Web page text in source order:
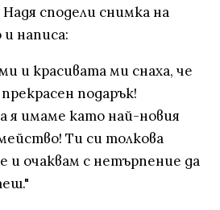
сподели снимка на
написа:
и красивата ми снаха, че
подарък!
я имаме като най-новия
Ти си толкова
и очаквам с нетърпение да